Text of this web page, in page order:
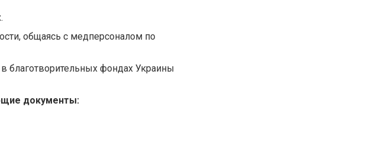
общаясь с медперсоналом по
благотворительных фондах Украины
документы: